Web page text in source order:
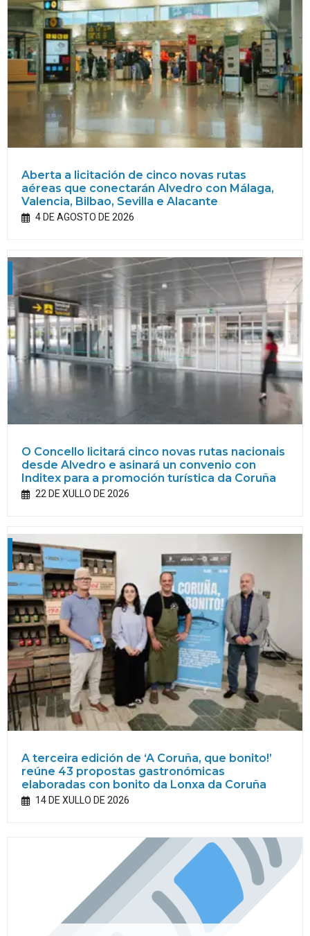
Aberta a licitación de cinco novas rutas
aéreas que conectarán Alvedro con Málaga,
Valencia, Bilbao, Sevilla e Alacante
4 DE AGOSTO DE 2026
O Concello licitará cinco novas rutas nacionais
desde Alvedro e asinará un convenio con
Inditex para a promoción turística da Coruña
22 DE XULLO DE 2026
A terceira edición de ‘A Coruña, que bonito!’
reúne 43 propostas gastronómicas
elaboradas con bonito da Lonxa da Coruña
14 DE XULLO DE 2026